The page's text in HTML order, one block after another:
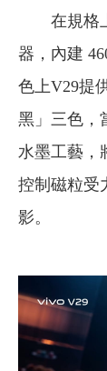
在規格
器，內建
色上V29提
黑」三色，
水墨工藝，
控制磁粒受
影。